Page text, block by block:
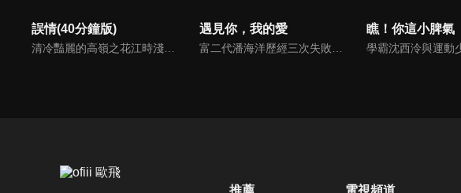
誤情(40分鐘版) 遇見你，我的愛 瞧！你這小脾氣
推薦 電視頻道